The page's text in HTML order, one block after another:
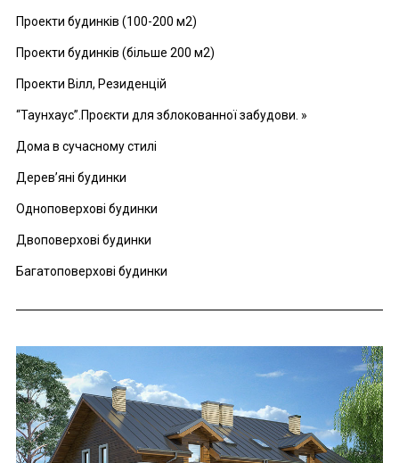
Проекти будинків (100-200 м2)
Проекти будинків (більше 200 м2)
Проекти Вілл, Резиденцій
“Таунхаус”.Проєкти для зблокованної забудови. »
Дома в сучасному стилі
Дерев’яні будинки
Одноповерхові будинки
Двоповерхові будинки
Багатоповерхові будинки